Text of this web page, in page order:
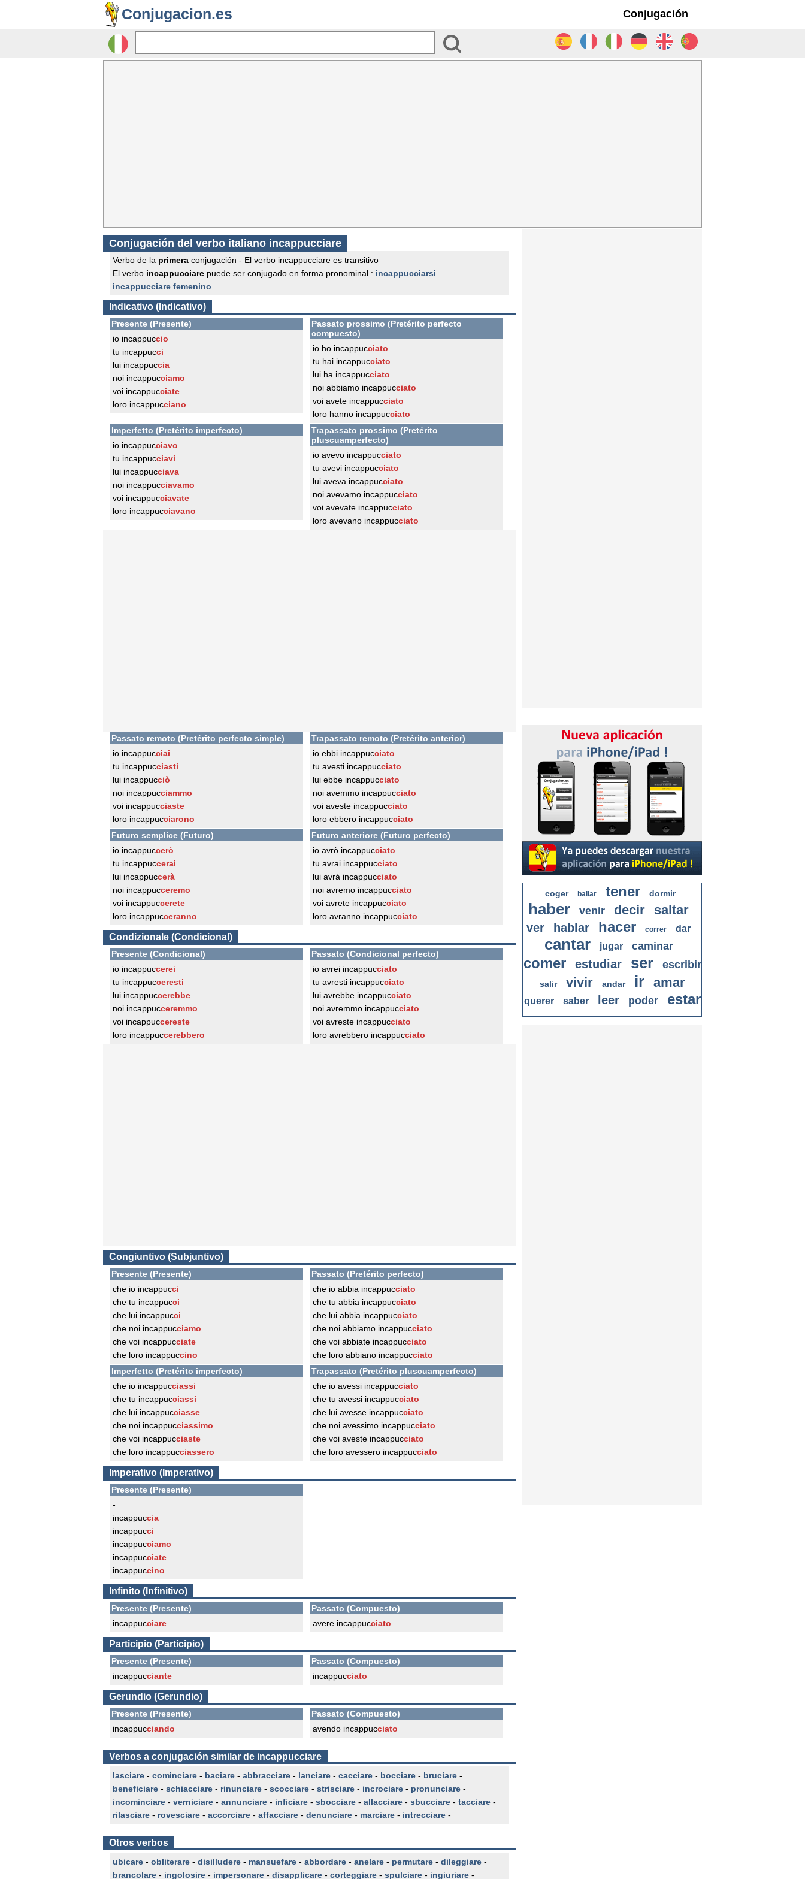
Conjugacion.es Conjugación
Conjugación del verbo italiano incappucciare
Verbo de la primera conjugación - El verbo incappucciare es transitivo
El verbo incappucciare puede ser conjugado en forma pronominal : incappucciarsi
incappucciare femenino
Indicativo (Indicativo)
Presente (Presente)
io incappuccio
tu incappucci
lui incappuccia
noi incappucciamo
voi incappucciate
loro incappucciano
Passato prossimo (Pretérito perfecto
compuesto)
io ho incappucciato
tu hai incappucciato
lui ha incappucciato
noi abbiamo incappucciato
voi avete incappucciato
loro hanno incappucciato
Imperfetto (Pretérito imperfecto)
io incappucciavo
tu incappucciavi
lui incappucciava
noi incappucciavamo
voi incappucciavate
loro incappucciavano
Trapassato prossimo (Pretérito
pluscuamperfecto)
io avevo incappucciato
tu avevi incappucciato
lui aveva incappucciato
noi avevamo incappucciato
voi avevate incappucciato
loro avevano incappucciato
Passato remoto (Pretérito perfecto simple)
io incappucciai
tu incappucciasti
lui incappucciò
noi incappucciammo
voi incappucciaste
loro incappucciarono
Trapassato remoto (Pretérito anterior)
io ebbi incappucciato
tu avesti incappucciato
lui ebbe incappucciato
noi avemmo incappucciato
voi aveste incappucciato
loro ebbero incappucciato
Futuro semplice (Futuro)
io incappuccerò
tu incappuccerai
lui incappuccerà
noi incappucceremo
voi incappuccerete
loro incappucceranno
Futuro anteriore (Futuro perfecto)
io avrò incappucciato
tu avrai incappucciato
lui avrà incappucciato
noi avremo incappucciato
voi avrete incappucciato
loro avranno incappucciato
Condizionale (Condicional)
Presente (Condicional)
io incappuccerei
tu incappucceresti
lui incappuccerebbe
noi incappucceremmo
voi incappuccereste
loro incappuccerebbero
Passato (Condicional perfecto)
io avrei incappucciato
tu avresti incappucciato
lui avrebbe incappucciato
noi avremmo incappucciato
voi avreste incappucciato
loro avrebbero incappucciato
Congiuntivo (Subjuntivo)
Presente (Presente)
che io incappucci
che tu incappucci
che lui incappucci
che noi incappucciamo
che voi incappucciate
che loro incappuccino
Passato (Pretérito perfecto)
che io abbia incappucciato
che tu abbia incappucciato
che lui abbia incappucciato
che noi abbiamo incappucciato
che voi abbiate incappucciato
che loro abbiano incappucciato
Imperfetto (Pretérito imperfecto)
che io incappucciassi
che tu incappucciassi
che lui incappucciasse
che noi incappucciassimo
che voi incappucciaste
che loro incappucciassero
Trapassato (Pretérito pluscuamperfecto)
che io avessi incappucciato
che tu avessi incappucciato
che lui avesse incappucciato
che noi avessimo incappucciato
che voi aveste incappucciato
che loro avessero incappucciato
Imperativo (Imperativo)
Presente (Presente)
-
incappuccia
incappucci
incappucciamo
incappucciate
incappuccino
Infinito (Infinitivo)
Presente (Presente)
incappucciare
Passato (Compuesto)
avere incappucciato
Participio (Participio)
Presente (Presente)
incappucciante
Passato (Compuesto)
incappucciato
Gerundio (Gerundio)
Presente (Presente)
incappucciando
Passato (Compuesto)
avendo incappucciato
Verbos a conjugación similar de incappucciare
lasciare - cominciare - baciare - abbracciare - lanciare - cacciare - bocciare - bruciare -
beneficiare - schiacciare - rinunciare - scocciare - strisciare - incrociare - pronunciare -
incominciare - verniciare - annunciare - inficiare - sbocciare - allacciare - sbucciare - tacciare -
rilasciare - rovesciare - accorciare - affacciare - denunciare - marciare - intrecciare -
Otros verbos
ubicare - obliterare - disilludere - mansuefare - abbordare - anelare - permutare - dileggiare -
brancolare - ingolosire - impersonare - disapplicare - corteggiare - spulciare - ingiuriare -
coger bailar tener dormir
haber venir decir saltar
ver hablar hacer correr dar
cantar jugar caminar
comer estudiar ser escribir
salir vivir andar ir amar
querer saber leer poder estar